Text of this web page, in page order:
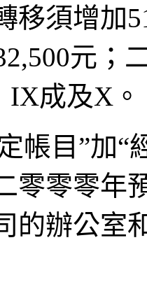
移須增加
元；
成及X。
帳目”加“
零零零年
的辦公室